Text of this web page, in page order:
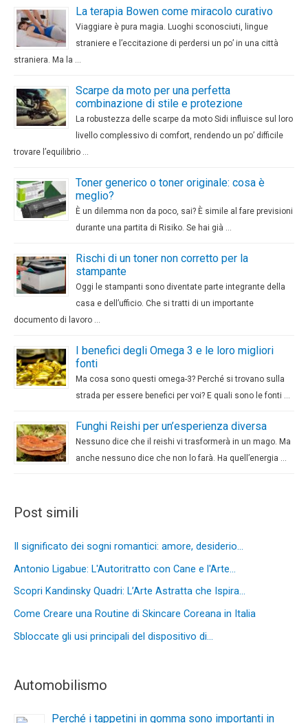
La terapia Bowen come miracolo curativo
Viaggiare è pura magia. Luoghi sconosciuti, lingue
straniere e l’eccitazione di perdersi un po’ in una città
straniera. Ma la …
Scarpe da moto per una perfetta
combinazione di stile e protezione
La robustezza delle scarpe da moto Sidi influisce sul loro
livello complessivo di comfort, rendendo un po’ difficile
trovare l’equilibrio …
Toner generico o toner originale: cosa è
meglio?
È un dilemma non da poco, sai? È simile al fare previsioni
durante una partita di Risiko. Se hai già …
Rischi di un toner non corretto per la
stampante
Oggi le stampanti sono diventate parte integrante della
casa e dell’ufficio. Che si tratti di un importante
documento di lavoro …
I benefici degli Omega 3 e le loro migliori
fonti
Ma cosa sono questi omega-3? Perché si trovano sulla
strada per essere benefici per voi? E quali sono le fonti …
Funghi Reishi per un’esperienza diversa
Nessuno dice che il reishi vi trasformerà in un mago. Ma
anche nessuno dice che non lo farà. Ha quell’energia …
Post simili
Il significato dei sogni romantici: amore, desiderio…
Antonio Ligabue: L'Autoritratto con Cane e l'Arte…
Scopri Kandinsky Quadri: L’Arte Astratta che Ispira…
Come Creare una Routine di Skincare Coreana in Italia
Sbloccate gli usi principali del dispositivo di…
Automobilismo
Perché i tappetini in gomma sono importanti in